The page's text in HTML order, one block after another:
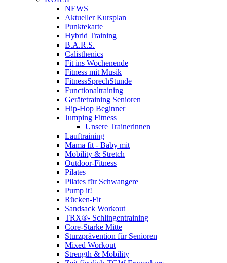
NEWS
Aktueller Kursplan
Punktekarte
Hybrid Training
B.A.R.S.
Calisthenics
Fit ins Wochenende
Fitness mit Musik
FitnessSprechStunde
Functionaltraining
Gerätetraining Senioren
Hip-Hop Beginner
Jumping Fitness
Unsere Trainerinnen
Lauftraining
Mama fit - Baby mit
Mobility & Stretch
Outdoor-Fitness
Pilates
Pilates für Schwangere
Pump it!
Rücken-Fit
Sandsack Workout
TRX®- Schlingentraining
Core-Starke Mitte
Sturzprävention für Senioren
Mixed Workout
Strength & Mobility